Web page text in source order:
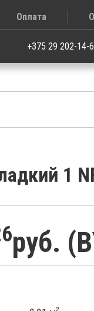
Оплата
+375 29 202-14-
1
руб.